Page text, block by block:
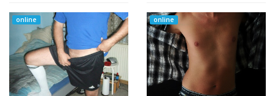
online online